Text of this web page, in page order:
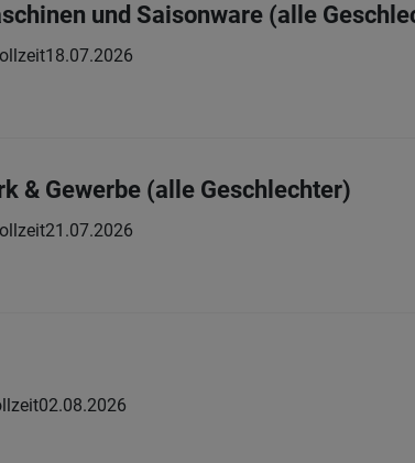
und Saisonware (alle
18.07.2026
& Gewerbe (alle Geschlechter)
21.07.2026
02.08.2026